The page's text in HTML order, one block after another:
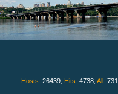
Hosts: 26439, Hits: 4738, All: